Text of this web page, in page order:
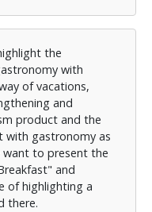
the
with
of vacations,
and
product and the
with gastronomy as
want to present the
and
of highlighting a
there.